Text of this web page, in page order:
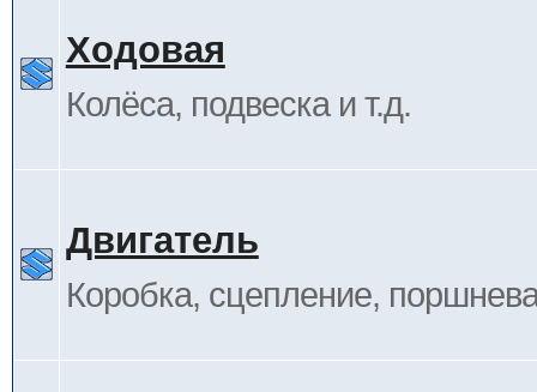
Ходовая
Колёса, подвеска и т.д.
Двигатель
Коробка, сцепление,